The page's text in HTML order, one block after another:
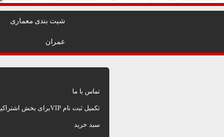
شيت بندی معماری
عمران
تماس با ما
تکمیل ثبت نام VIPبرای بخش اشتراکیها
سبد خرید